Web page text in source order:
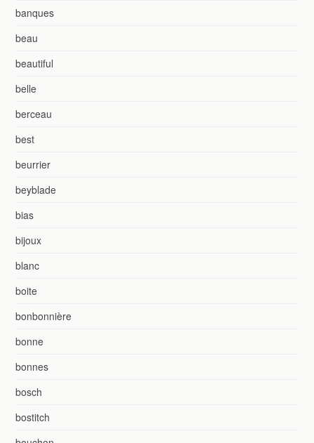
banques
beau
beautiful
belle
berceau
best
beurrier
beyblade
bias
bijoux
blanc
boite
bonbonnière
bonne
bonnes
bosch
bostitch